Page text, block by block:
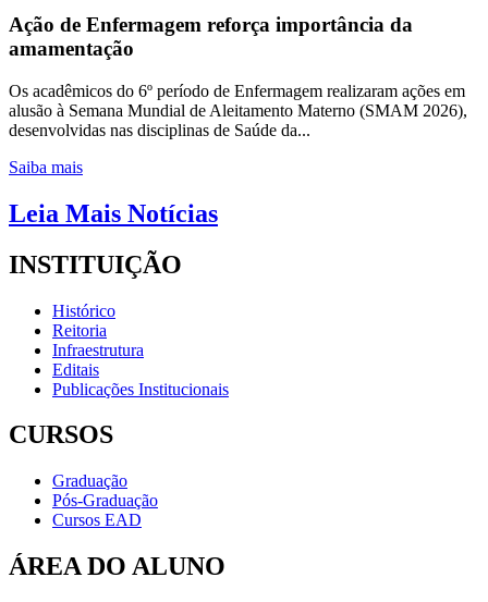
Ação de Enfermagem reforça importância da
amamentação
Os acadêmicos do 6º período de Enfermagem realizaram ações em
alusão à Semana Mundial de Aleitamento Materno (SMAM 2026),
desenvolvidas nas disciplinas de Saúde da...
Saiba mais
Leia Mais Notícias
INSTITUIÇÃO
Histórico
Reitoria
Infraestrutura
Editais
Publicações Institucionais
CURSOS
Graduação
Pós-Graduação
Cursos EAD
ÁREA DO ALUNO